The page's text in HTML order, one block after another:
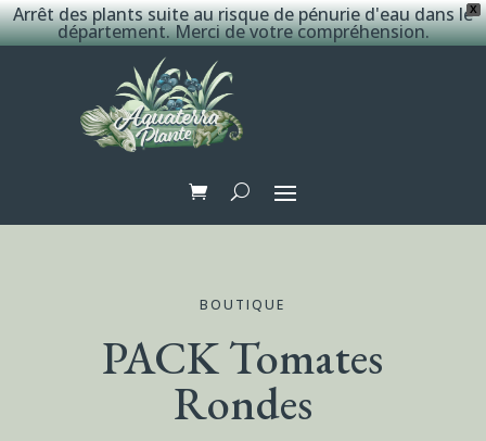
X
Arrêt des plants suite au risque de pénurie d'eau dans le
département. Merci de votre compréhension.
BOUTIQUE
PACK Tomates
Rondes